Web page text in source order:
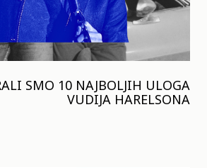
SMO 10 NAJBOLJIH ULOGA
VUDIJA HARELSONA